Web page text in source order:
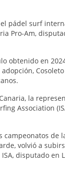
pádel surf
Pro-Am,
obtenido en
la
Association
de
volvió a
disputado en